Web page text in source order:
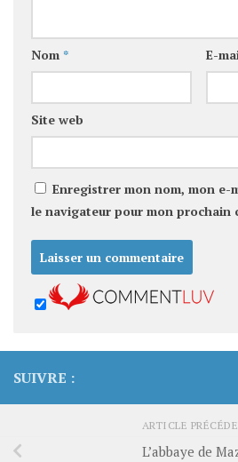
Nom * E-
Site web
Enregistrer mon nom, mon e-
le navigateur pour mon prochain
SUIVRE :
ARTICLE
L’abbaye de